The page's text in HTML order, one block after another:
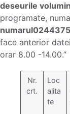
deseurile
programate,
face anterior
orar 8.00 -14.00.”
Nr.
crt.
Loc
alita
te